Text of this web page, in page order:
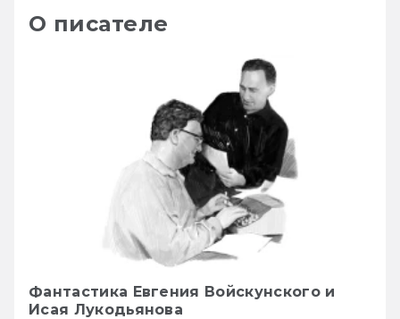
О писателе
Фантастика Евгения Войскунского и
Исая Лукодьянова